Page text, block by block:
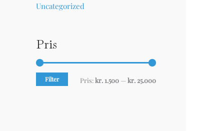
Uncategorized
Pris
Filter Pris:kr. 1.500 —kr. 25.000